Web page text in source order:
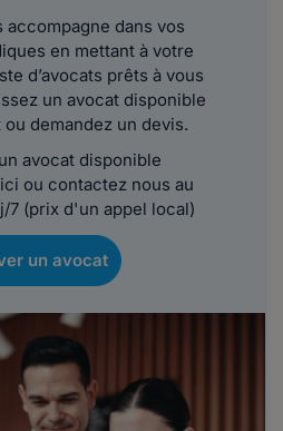
accompagne dans vos
en mettant à votre
d’avocats prêts à vous
un avocat disponible
demandez un devis.
avocat disponible
ou contactez nous au
7 (prix d'un appel local)
un avocat